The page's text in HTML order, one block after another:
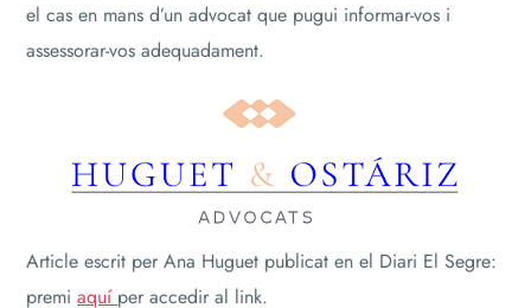
el cas en mans d’un advocat que pugui informar-vos i
assessorar-vos adequadament.
Article escrit per Ana Huguet publicat en el Diari El Segre:
premiaquí per accedir al link.